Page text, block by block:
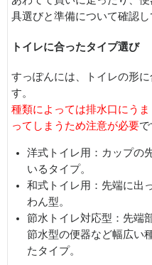
具選びと準備について確認し
トイレに合ったタイプ選び
すっぽんには、トイレの形
す。
種類によっては排水口にう
ってしまうため注意が必要で
洋式トイレ用：カップの
いるタイプ。
和式トイレ用：先端に出
わん型。
節水トイレ対応型：先端
節水型の便器など幅広い
たタイプ。